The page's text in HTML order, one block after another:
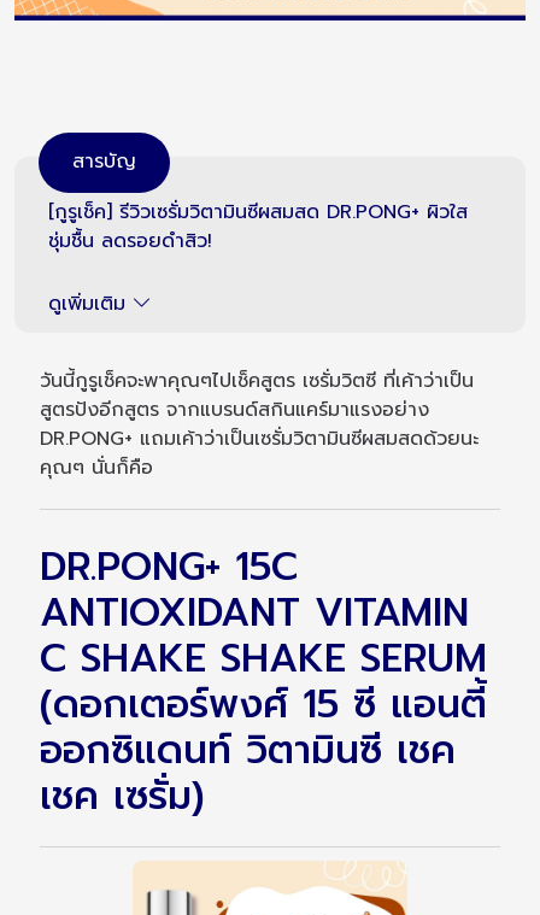
สารบัญ
[กูรูเช็ค] รีวิวเซรั่มวิตามินซีผสมสด DR.PONG+ ผิวใส
ชุ่มชื้น ลดรอยดำสิว!
ดูเพิ่มเติม
วันนี้กูรูเช็คจะพาคุณๆไปเช็คสูตร เซรั่มวิตซี ที่เค้าว่าเป็น
สูตรปังอีกสูตร จากแบรนด์สกินแคร์มาแรงอย่าง
DR.PONG+ แถมเค้าว่าเป็นเซรั่มวิตามินซีผสมสดด้วยนะ
คุณๆ นั่นก็คือ
DR.PONG+ 15C
ANTIOXIDANT VITAMIN
C SHAKE SHAKE SERUM
(ดอกเตอร์พงศ์ 15 ซี แอนตี้
ออกซิแดนท์ วิตามินซี เชค
เชค เซรั่ม)